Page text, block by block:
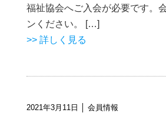
福祉協会へご入会が必要です。
ンください。 […]
>> 詳しく見る
2021年3月11日 │ 会員情報